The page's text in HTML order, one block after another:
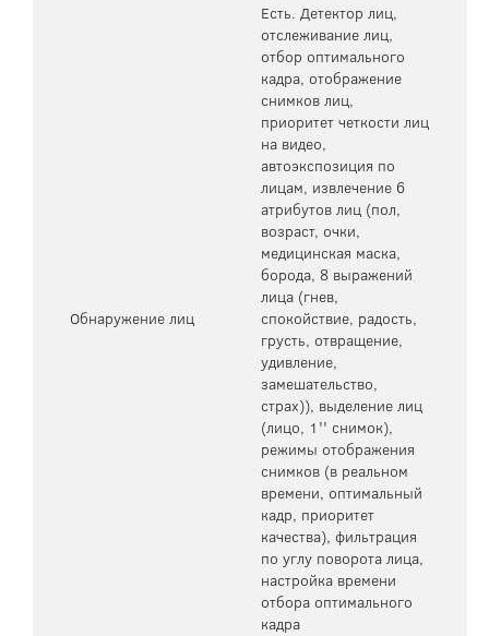
Обнаружение лиц
Есть. Детектор лиц,
отслеживание лиц,
отбор оптимального
кадра, отображение
снимков лиц,
приоритет четкости лиц
на видео,
автоэкспозиция по
лицам, извлечение 6
атрибутов лиц (пол,
возраст, очки,
медицинская маска,
борода, 8 выражений
лица (гнев,
спокойствие, радость,
грусть, отвращение,
удивление,
замешательство,
страх)), выделение лиц
(лицо, 1'' снимок),
режимы отображения
снимков (в реальном
времени, оптимальный
кадр, приоритет
качества), фильтрация
по углу поворота лица,
настройка времени
отбора оптимального
кадра